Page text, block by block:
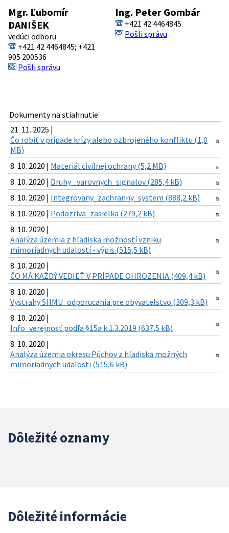
Mgr. Ľubomír
DANIŠEK
vedúci odboru
+421 42 4464845; +421
905 200536
Pošli správu
Ing. Peter Gombár
+421 42 4464845
Pošli správu
Dokumenty na stiahnutie
21. 11. 2025 |
Čo robiť v prípade krízy alebo ozbrojeného konfliktu (1,0
MB)
8. 10. 2020 | Materiál civilnej ochrany (5,2 MB)
8. 10. 2020 | Druhy _varovnych_signalov (285,4 kB)
8. 10. 2020 | Integrovany_zachranny_system (888,2 kB)
8. 10. 2020 | Podozriva_zasielka (279,2 kB)
8. 10. 2020 |
Analýza územia z hľadiska možností vzniku
mimoriadnych udalostí - výpis (515,5 kB)
8. 10. 2020 |
ČO MÁ KAŽDÝ VEDIEŤ V PRÍPADE OHROZENIA (409,4 kB)
8. 10. 2020 |
Vystrahy SHMU_odporucania pre obyvatelstvo (309,3 kB)
8. 10. 2020 |
Info_verejnosť podľa §15a k 1.3.2019 (637,5 kB)
8. 10. 2020 |
Analýza územia okresu Púchov z hľadiska možných
mimoriadnych udalosti (515,6 kB)
Dôležité oznamy
Dôležité informácie